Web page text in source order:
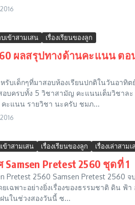
เข้าสามเสน เรื่องเรียนของลูก
ผลสรุปทางด้านคะแนน ตอ
รับเด็กๆที่มาสอบห้องเรียนปกติในวันอาทิต
อบครบทั้ง 5 วิชาสามัญ คะแนนเต็มวิชาล
คะแนน รายวิชา นะครับ ชมภ...
ข้าสามเสน เรื่องเรียนของลูก เรื่องเล่าสามเ
Pretest 2560 ชุดที่ 1
Pretest 2560 Samsen Pretest 2560 จ
เฉพาะอย่างยิ่งเรื่องของธรรมชาติ ดิน ฟ้า
นในช่วงสองวันนี้ ซ...